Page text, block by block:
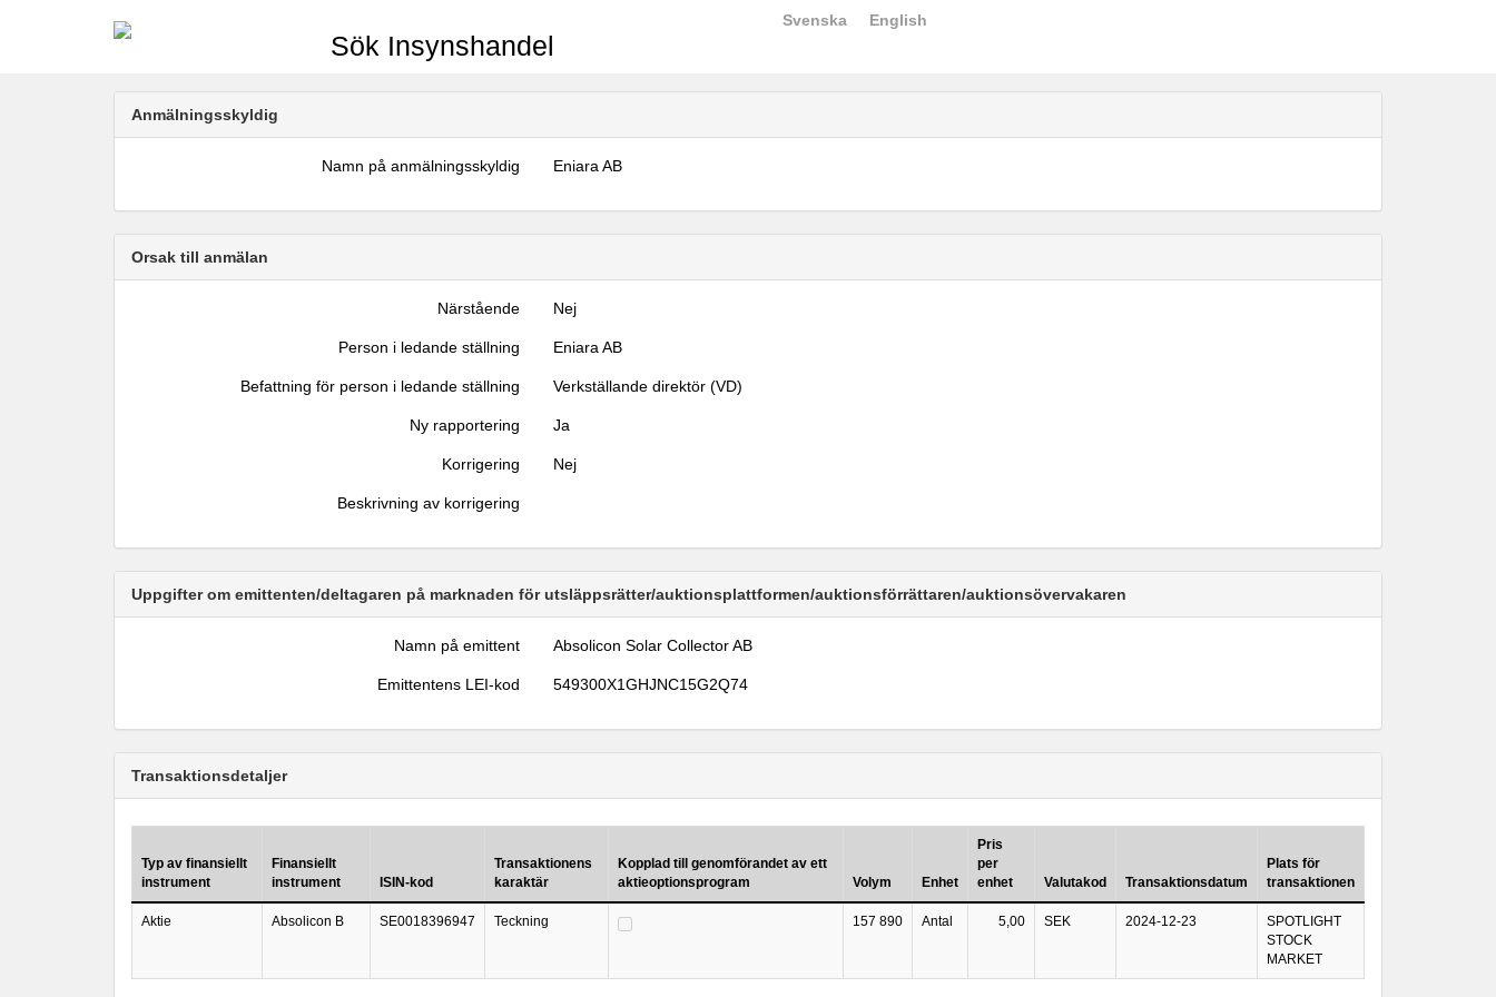
Sök Insynshandel
Svenska English
Anmälningsskyldig
Namn på anmälningsskyldig Eniara AB
Orsak till anmälan
Närstående Nej
Person i ledande ställning Eniara AB
Befattning för person i ledande ställning Verkställande direktör (VD)
Ny rapportering Ja
Korrigering Nej
Beskrivning av korrigering
Uppgifter om emittenten/deltagaren på marknaden för utsläppsrätter/auktionsplattformen/auktionsförrättaren/auktionsövervakaren
Namn på emittent Absolicon Solar Collector AB
Emittentens LEI-kod 549300X1GHJNC15G2Q74
Transaktionsdetaljer
Typ av finansiellt
instrument
Finansiellt
instrument
ISIN-kod
Transaktionens
karaktär
Kopplad till genomförandet av ett
aktieoptionsprogram
Volym Enhet
Pris
per
enhet
Valutakod Transaktionsdatum
Plats för
transaktionen
Aktie Absolicon B SE0018396947 Teckning 157 890 Antal 5,00 SEK 2024-12-23
SPOTLIGHT
STOCK
MARKET